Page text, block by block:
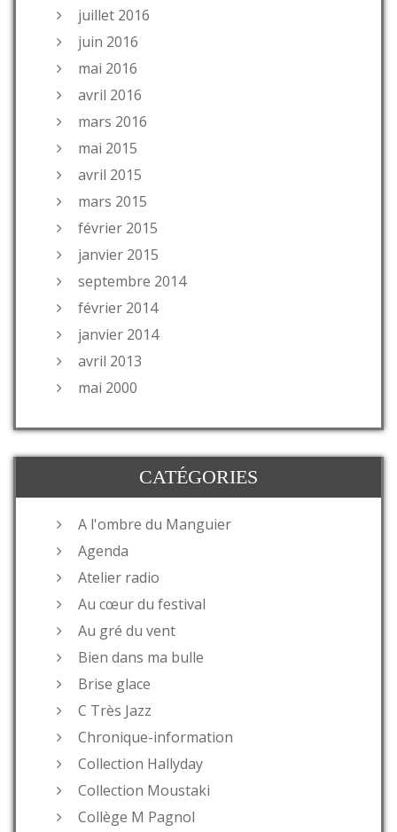
juillet 2016
juin 2016
mai 2016
avril 2016
mars 2016
mai 2015
avril 2015
mars 2015
février 2015
janvier 2015
septembre 2014
février 2014
janvier 2014
avril 2013
mai 2000
CATÉGORIES
A l'ombre du Manguier
Agenda
Atelier radio
Au cœur du festival
Au gré du vent
Bien dans ma bulle
Brise glace
C Très Jazz
Chronique-information
Collection Hallyday
Collection Moustaki
Collège M Pagnol